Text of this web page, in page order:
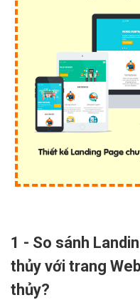
1 - So sánh
thủy với trang
thủy?